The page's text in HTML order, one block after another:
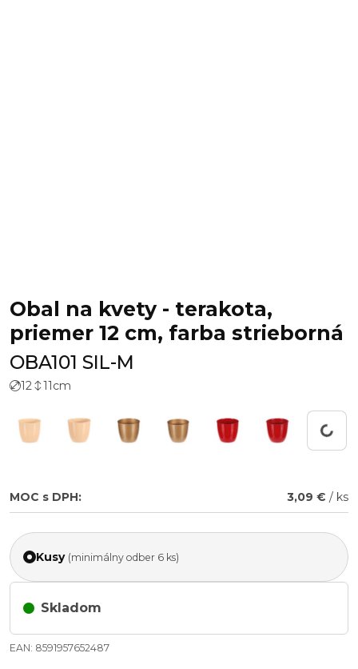
Obal na kvety - terakota,
priemer 12 cm, farba strieborná
OBA101 SIL-M
12 11cm
Working...
MOC s DPH: 3,09 € / ks
Kusy (minimálny odber 6 ks)
Skladom
EAN: 8591957652487